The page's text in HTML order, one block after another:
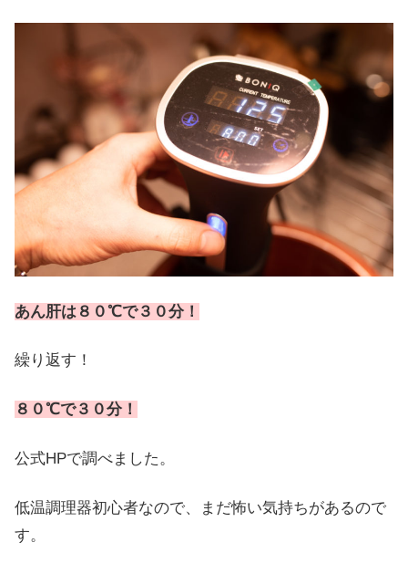
あん肝は８０℃で３０分！
繰り返す！
８０℃で３０分！
公式HPで調べました。
低温調理器初心者なので、まだ怖い気持ちがあるので
す。